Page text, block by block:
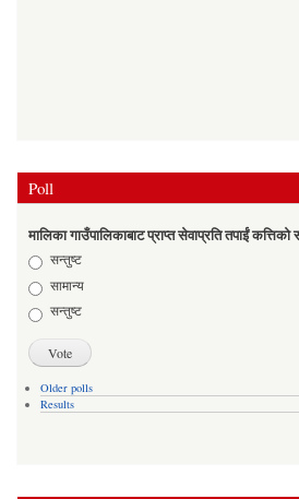
Poll
मालिका गाउँपालिकाबाट प्राप्त सेवाप्रति तपाईं
Choices
सन्तुष्ट
सामान्य
सन्तुष्ट
Older polls
Results